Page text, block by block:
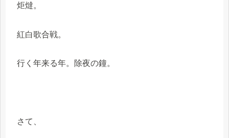
炬燵。
紅白歌合戦。
行く年来る年。除夜の鐘。
さて、